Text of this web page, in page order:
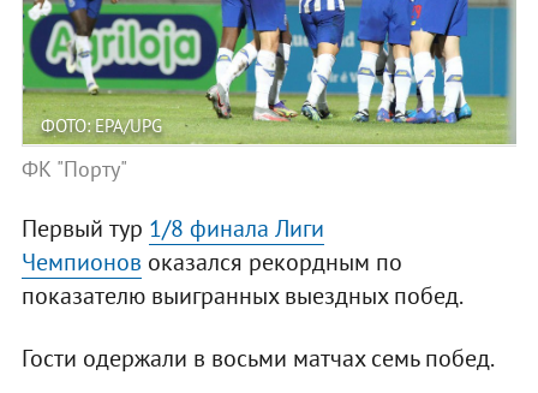
ФОТО: EPA/UPG
ФК "Порту"
Первый тур 1/8 финала Лиги
Чемпионов оказался рекордным по
показателю выигранных выездных побед.
Гости одержали в восьми матчах семь побед.